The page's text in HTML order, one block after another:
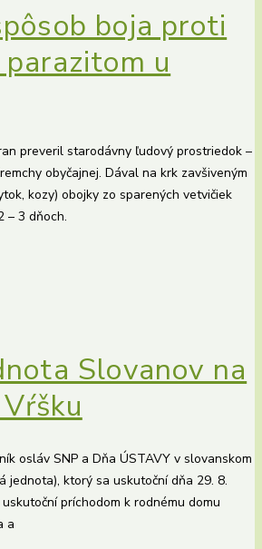
boja proti
u
preveril starodávny ľudový prostriedok –
obyčajnej. Dával na krk zavšiveným
kozy) obojky zo sparených vetvičiek
– 3 dňoch.
Slovanov na
osláv SNP a Dňa ÚSTAVY v slovanskom
jednota), ktorý sa uskutoční dňa 29. 8.
príchodom k rodnému domu
a